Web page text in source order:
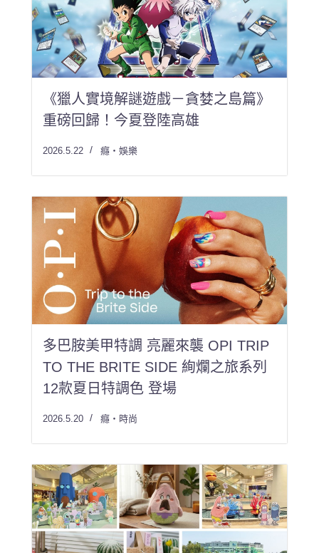
《獵人實境解謎遊戲－貪婪之島篇》
重磅回歸！今夏登陸高雄
2026.5.22 癮・娛樂
多巴胺美甲特調 亮麗來襲 OPI TRIP
TO THE BRITE SIDE 絢爛之旅系列
12款夏日特調色 登場
2026.5.20 癮・時尚